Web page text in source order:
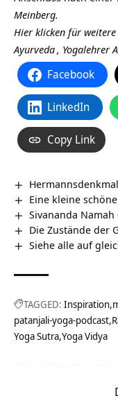
Meinberg.
Hier klicken für
Ayurveda, Yogalehrer
Facebook
LinkedIn
Copy Link
Eine kleine
Sivananda
Die Zustände der
Siehe alle auf
TAGGED: Inspiration
patanjali-yoga-podcast
Yoga Sutra Yoga Vidya